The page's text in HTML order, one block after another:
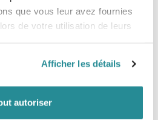
que vous leur avez fournies
de votre utilisation de leurs
Afficher les détails
autoriser